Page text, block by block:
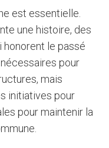
est essentielle.
une histoire, des
honorent le passé
pour
mais
initiatives pour
pour maintenir la